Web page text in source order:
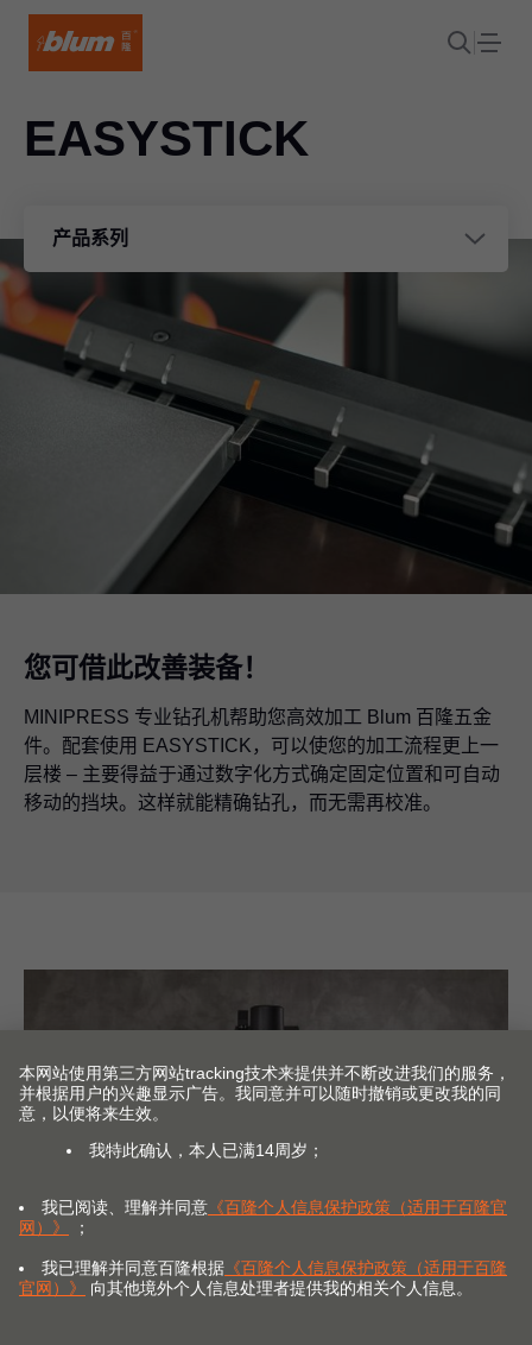
产品系列
EASYSTICK
您可借此改善装备！
MINIPRESS 专业钻孔机帮助您高效加工 Blum 百隆五金
件。配套使用 EASYSTICK，可以使您的加工流程更上一
层楼 – 主要得益于通过数字化方式确定固定位置和可自动
移动的挡块。这样就能精确钻孔，而无需再校准。